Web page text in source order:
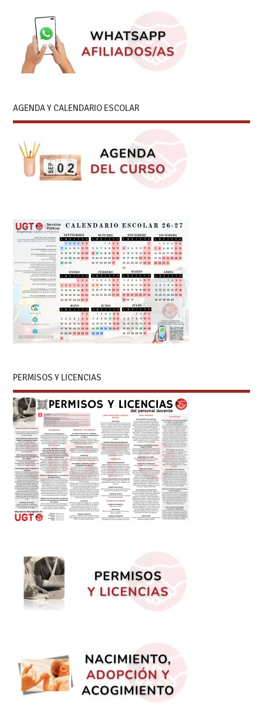
AGENDA Y CALENDARIO ESCOLAR
PERMISOS Y LICENCIAS